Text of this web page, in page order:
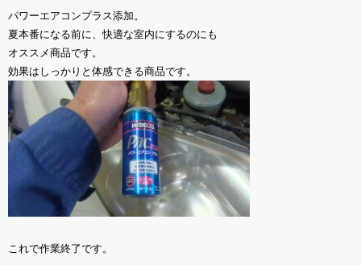
パワーエアコンプラス添加。
夏本番になる前に、快適な室内にするのにも
オススメ商品です。
効果はしっかりと体感できる商品です。
これで作業終了です。